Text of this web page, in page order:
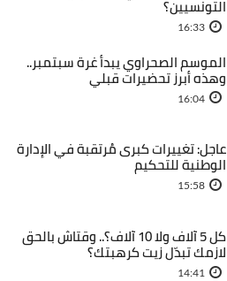
التونسيين؟
16:33
الموسم الصحراوي يبدأ غرة سبتمبر..
وهذه أبرز تحضيرات قبلي
16:04
عاجل: تغييرات كبرى مُرتقبة في الإدارة
الوطنية للتحكيم
15:58
كل 5 آلاف ولا 10 آلاف؟.. وقتاش بالحق
لازمك تبدّل زيت كرهبتك؟
14:41